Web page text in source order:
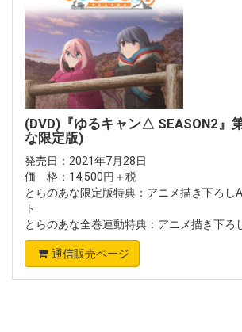
(DVD)『ゆるキャン△ SEASON2』
な限定版)
発売日：2021年7月28日
価 格：14,500円＋税
とらのあな限定版特典：アニメ描き下ろし
ト
とらのあな全巻連動特典：アニメ描き下ろ
通信販売ページ